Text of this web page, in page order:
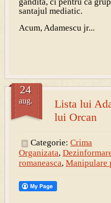
santajul mediatic.
Acum, Adamescu jr...
Lista lui
lui Orcan
24
aug.
Categorie: Crima
Organizata,
romaneasca, Manipulare